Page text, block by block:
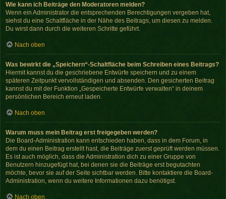
Wie kann ich Beiträge den Moderatoren melden?
Wenn ein Administrator die entsprechenden Berechtigungen vergeben hat,
siehst du eine Schaltfläche in der Nähe des Beitrags, um diesen zu melden.
Du wirst dann durch die weiteren Schritte geführt.
Nach oben
Was bewirkt die „Speichern“-Schaltfläche beim Schreiben eines Beitrags?
Hiermit kannst du die geschriebene Entwürfe speichern und zu einem
späteren Zeitpunkt vervollständigen und absenden. Den gesicherten Beitrag
kannst du mit der Funktion „Gespeicherte Entwürfe verwalten“ in deinem
persönlichen Bereich erneut laden.
Nach oben
Warum muss mein Beitrag erst freigegeben werden?
Die Board-Administration kann entschieden haben, dass in dem Forum, in
dem du einen Beitrag erstellt hast, die Beiträge zuerst geprüft werden müssen.
Es ist auch möglich, dass die Administration dich zu einer Gruppe von
Benutzern hinzugefügt hat, bei denen sie die Beiträge erst begutachten
möchte, bevor sie auf der Seite sichtbar werden. Bitte kontaktiere die Board-
Administration, wenn du weitere Informationen dazu benötigst.
Nach oben